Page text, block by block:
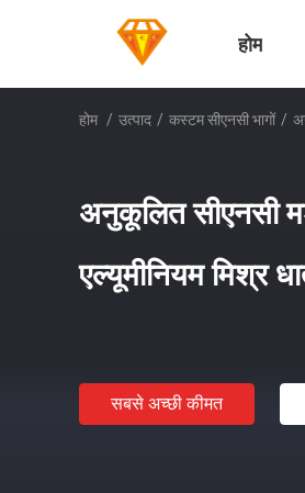
होम
होम / उत्पाद / कस्टम सीएनसी भागों /
अनुकूलित सीएनसी
एल्यूमीनियम मिश्र
सबसे अच्छी कीमत